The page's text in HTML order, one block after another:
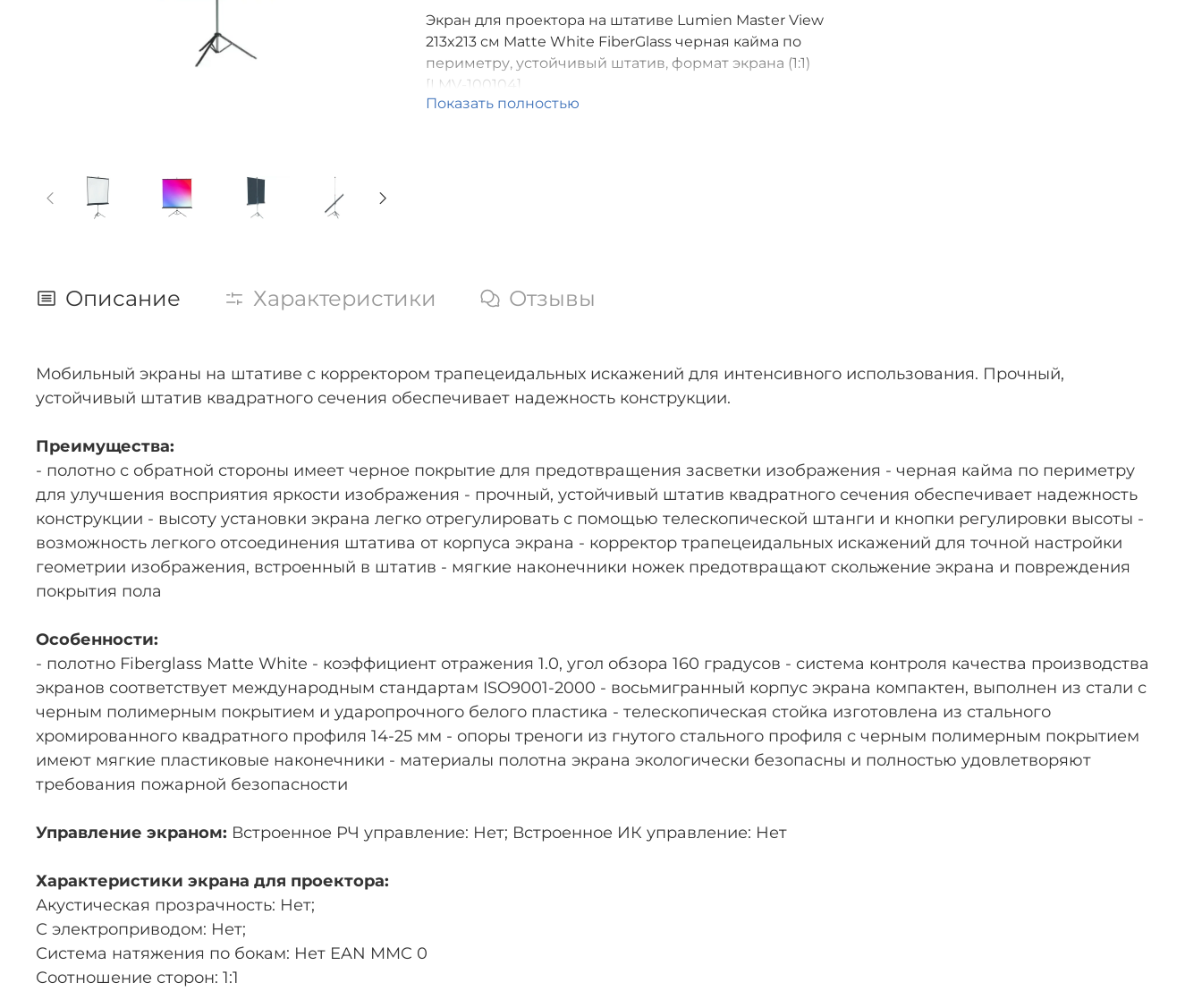
Экран для проектора на штативе Lumien Master View
213x213 см Matte White FiberGlass черная кайма по
периметру, устойчивый штатив, формат экрана (1:1)
[LMV-100104]
Показать полностью
Описание Характеристики Отзывы
Мобильный экраны на штативе с корректором трапецеидальных искажений для интенсивного использования. Прочный,
устойчивый штатив квадратного сечения обеспечивает надежность конструкции.
Преимущества:
- полотно с обратной стороны имеет черное покрытие для предотвращения засветки изображения - черная кайма по периметру
для улучшения восприятия яркости изображения - прочный, устойчивый штатив квадратного сечения обеспечивает надежность
конструкции - высоту установки экрана легко отрегулировать с помощью телескопической штанги и кнопки регулировки высоты -
возможность легкого отсоединения штатива от корпуса экрана - корректор трапецеидальных искажений для точной настройки
геометрии изображения, встроенный в штатив - мягкие наконечники ножек предотвращают скольжение экрана и повреждения
покрытия пола
Особенности:
- полотно Fiberglass Matte White - коэффициент отражения 1.0, угол обзора 160 градусов - система контроля качества производства
экранов соответствует международным стандартам ISO9001-2000 - восьмигранный корпус экрана компактен, выполнен из стали с
черным полимерным покрытием и ударопрочного белого пластика - телескопическая стойка изготовлена из стального
хромированного квадратного профиля 14-25 мм - опоры треноги из гнутого стального профиля с черным полимерным покрытием
имеют мягкие пластиковые наконечники - материалы полотна экрана экологически безопасны и полностью удовлетворяют
требования пожарной безопасности
Управление экраном: Встроенное РЧ управление: Нет; Встроенное ИК управление: Нет
Характеристики экрана для проектора:
Акустическая прозрачность: Нет;
С электроприводом: Нет;
Система натяжения по бокам: Нет EAN MMC 0
Соотношение сторон: 1:1